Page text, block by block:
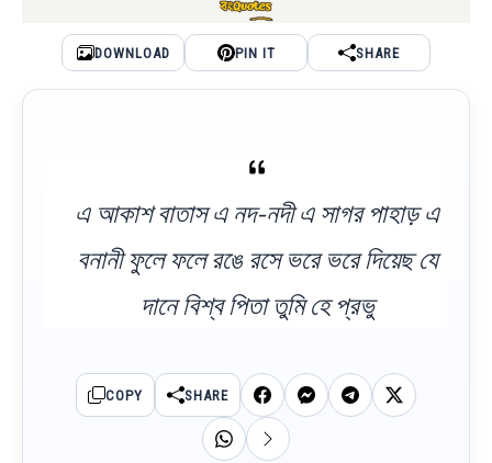
DOWNLOAD PIN IT SHARE
এ আকাশ বাতাস এ নদ-নদী এ সাগর পাহাড় এ
বনানী ফুলে ফলে রঙে রসে ভরে ভরে দিয়েছ যে
দানে বিশ্ব পিতা তুমি হে প্রভু
COPY SHARE